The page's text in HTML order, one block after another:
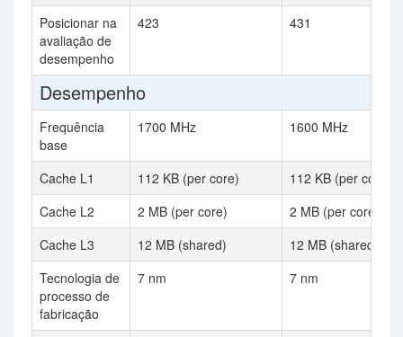
Posicionar na
avaliação de
desempenho
423 431
Desempenho
Frequência
base
1700 MHz 1600 MHz
Cache L1 112 KB (per core)
112 KB (per core)
Cache L2
2 MB (per core)
2 MB (per core)
Cache L3
12 MB (shared)
12 MB (shared)
Tecnologia de
processo de
fabricação
7 nm 7 nm